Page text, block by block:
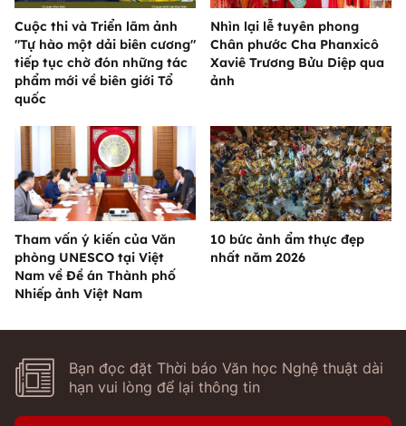
Cuộc thi và Triển lãm ảnh
"Tự hào một dải biên cương"
tiếp tục chờ đón những tác
phẩm mới về biên giới Tổ
quốc
Nhìn lại lễ tuyên phong
Chân phước Cha Phanxicô
Xaviê Trương Bửu Diệp qua
ảnh
Tham vấn ý kiến của Văn
phòng UNESCO tại Việt
Nam về Đề án Thành phố
Nhiếp ảnh Việt Nam
10 bức ảnh ẩm thực đẹp
nhất năm 2026
Bạn đọc đặt Thời báo Văn học Nghệ thuật dài
hạn vui lòng để lại thông tin